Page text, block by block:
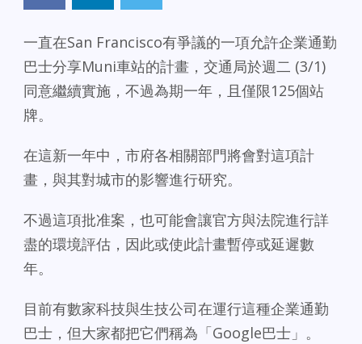
一直在San Francisco有爭議的一項允許企業通勤
巴士分享Muni車站的計畫，交通局於週二 (3/1)
同意繼續實施，不過為期一年，且僅限125個站
牌。
在這新一年中，市府各相關部門將會對這項計
畫，與其對城市的影響進行研究。
不過這項批准案，也可能會讓官方與法院進行詳
盡的環境評估，因此或使此計畫暫停或延遲數
年。
目前有數家科技與生技公司在運行這種企業通勤
巴士，但大家都把它們稱為「Google巴士」。